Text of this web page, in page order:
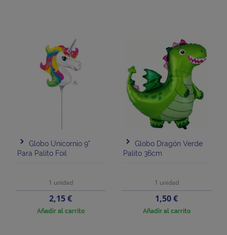
Globo Unicornio 9"
Para Palito Foil
1 unidad
Precio
2,15 €
Añadir al carrito
Globo Dragón Verde
Palito 36cm
1 unidad
Precio
1,50 €
Añadir al carrito